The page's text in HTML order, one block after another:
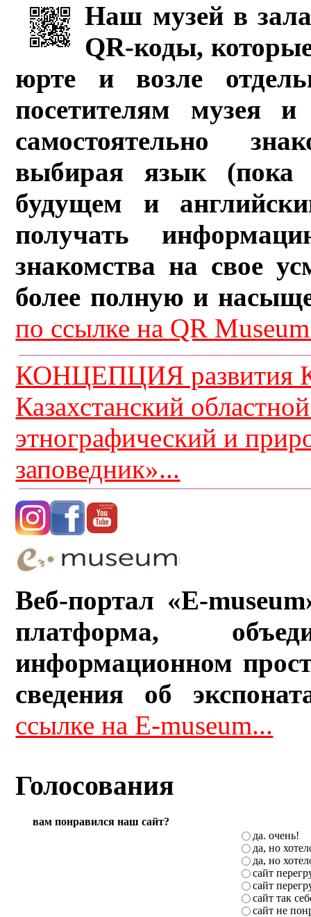
Наш музей в
QR-коды,
юрте и возле
посетителям музея и
самостоятельно
выбирая язык (пока
будущем и
получать
знакомства на свое
более полную и
по ссылке на QR
КОНЦЕПЦИЯ развития
Казахстанский
этнографический и
заповедник»...
Веб-портал «E-
платформа,
информационном
сведения об
ссылке на E-museum...
Голосования
вам понравился наш сайт?
да. очень!
да, но
да, но
сайт
сайт
сайт так
сайт не